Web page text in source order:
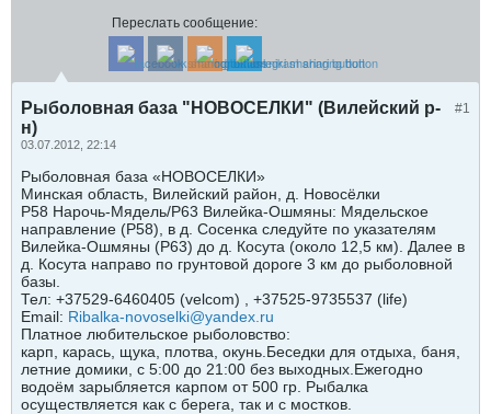
Переслать сообщение:
#1
Рыболовная база "НОВОСЕЛКИ" (Вилейский р-
н)
03.07.2012, 22:14
Рыболовная база «НОВОСЕЛКИ»
Минская область, Вилейский район, д. Новосёлки
Р58 Нарочь-Мядель/Р63 Вилейка-Ошмяны: Мядельское
направление (Р58), в д. Сосенка следуйте по указателям
Вилейка-Ошмяны (Р63) до д. Косута (около 12,5 км). Далее в
д. Косута направо по грунтовой дороге 3 км до рыболовной
базы.
Тел: +37529-6460405 (velcom) , +37525-9735537 (life)
Email: Ribalka-novoselki@yandex.ru
Платное любительское рыболовство:
карп, карась, щука, плотва, окунь.Беседки для отдыха, баня,
летние домики, с 5:00 до 21:00 без выходных.Ежегодно
водоём зарыбляется карпом от 500 гр. Рыбалка
осуществляется как с берега, так и с мостков.